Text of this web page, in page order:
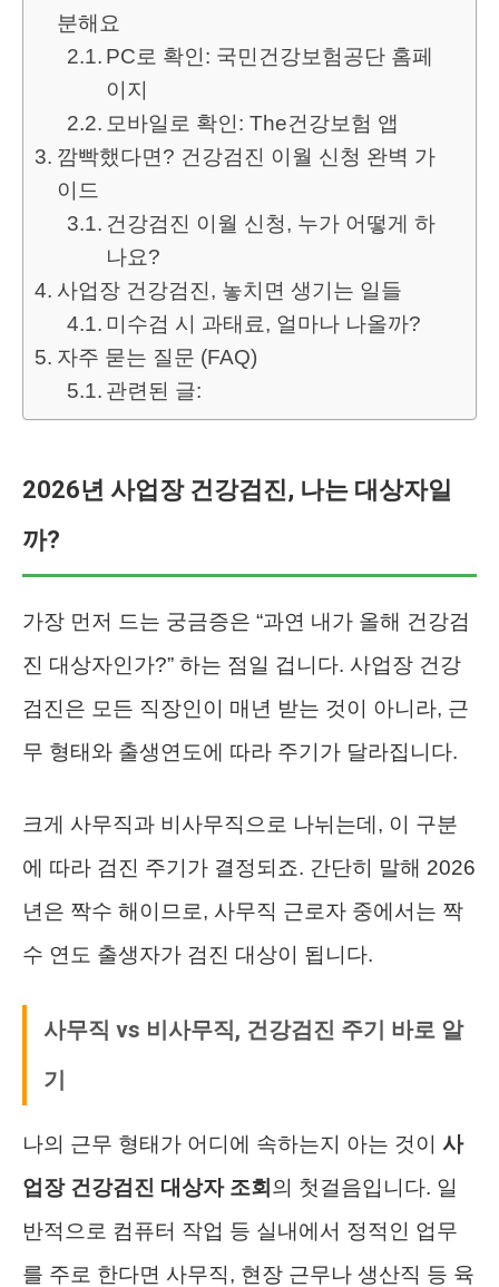
분해요
PC로 확인: 국민건강보험공단 홈페
이지
모바일로 확인: The건강보험 앱
깜빡했다면? 건강검진 이월 신청 완벽 가
이드
건강검진 이월 신청, 누가 어떻게 하
나요?
사업장 건강검진, 놓치면 생기는 일들
미수검 시 과태료, 얼마나 나올까?
자주 묻는 질문 (FAQ)
관련된 글:
2026년 사업장 건강검진, 나는 대상자일
까?
가장 먼저 드는 궁금증은 “과연 내가 올해 건강검
진 대상자인가?” 하는 점일 겁니다. 사업장 건강
검진은 모든 직장인이 매년 받는 것이 아니라, 근
무 형태와 출생연도에 따라 주기가 달라집니다.
크게 사무직과 비사무직으로 나뉘는데, 이 구분
에 따라 검진 주기가 결정되죠. 간단히 말해 2026
년은 짝수 해이므로, 사무직 근로자 중에서는 짝
수 연도 출생자가 검진 대상이 됩니다.
사무직 vs 비사무직, 건강검진 주기 바로 알
기
나의 근무 형태가 어디에 속하는지 아는 것이 사
업장 건강검진 대상자 조회 의 첫걸음입니다. 일
반적으로 컴퓨터 작업 등 실내에서 정적인 업무
를 주로 한다면 사무직, 현장 근무나 생산직 등 육